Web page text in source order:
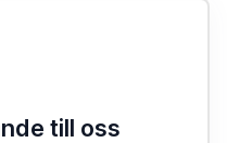
till oss